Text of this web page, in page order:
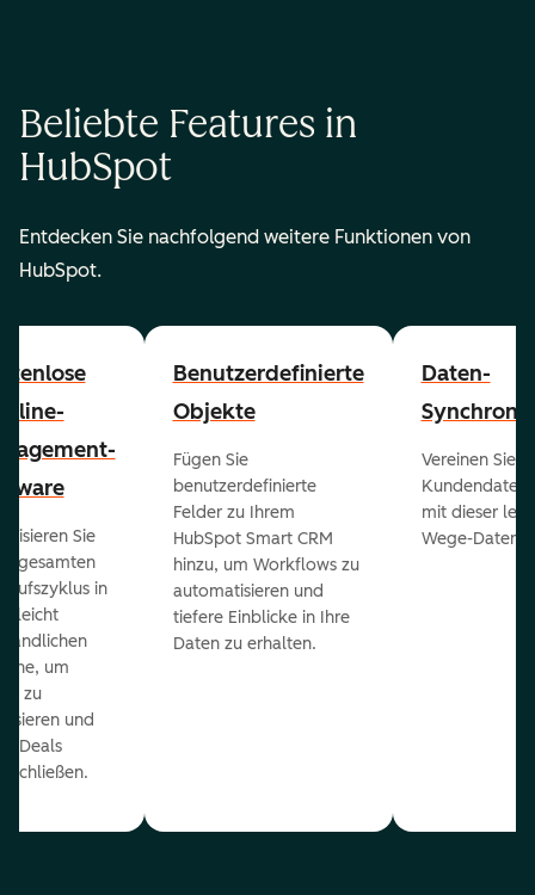
Beliebte Features in
HubSpot
Entdecken Sie nachfolgend weitere Funktionen von
HubSpot.
Sie
gesamten
in
leicht
um
zu
und
Deals
Benutzerdefinierte
Objekte
Fügen Sie
benutzerdefinierte
Felder zu Ihrem
HubSpot Smart CRM
hinzu, um Workflows zu
automatisieren und
tiefere Einblicke in Ihre
Daten zu erhalten.
Daten-
Vereinen Sie
Kundendaten
mit dieser
Wege-Daten-